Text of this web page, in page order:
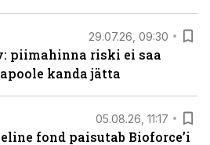
29.07.26, 09:30
piimahinna riski ei saa
kanda jätta
05.08.26, 11:17
fond paisutab Bioforce’i